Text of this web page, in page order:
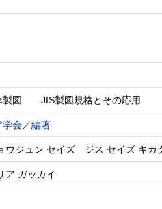
準製図 JIS製図規格とその
学会／編著
ウジュン セイズ ジス セイズ キ
ア ガッカイ